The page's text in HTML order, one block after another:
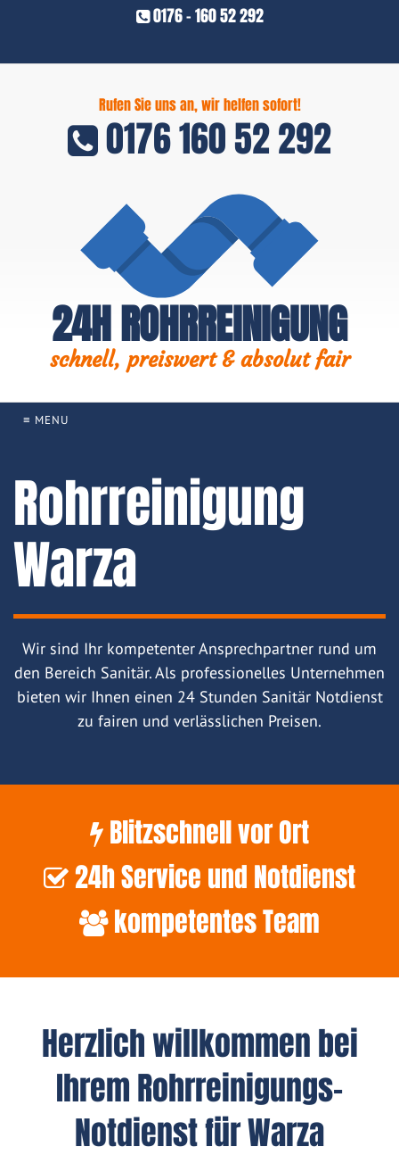
0176 - 160 52 292
Rufen Sie uns an, wir helfen sofort!
0176 160 52 292
24H ROHRREINIGUNG
schnell, preiswert & absolut fair
≡ MENU
Rohrreinigung
Warza
Wir sind Ihr kompetenter Ansprechpartner rund um
den Bereich Sanitär. Als professionelles Unternehmen
bieten wir Ihnen einen 24 Stunden Sanitär Notdienst
zu fairen und verlässlichen Preisen.
Blitzschnell vor Ort
24h Service und Notdienst
kompetentes Team
Herzlich willkommen bei
Ihrem Rohrreinigungs-
Notdienst für Warza